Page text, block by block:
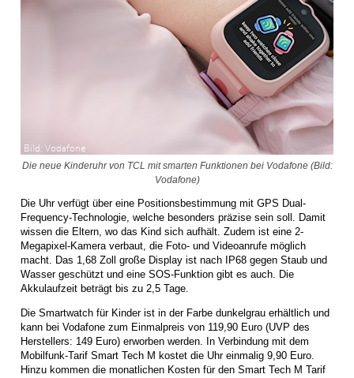
Die neue Kinderuhr von TCL mit smarten Funktionen bei Vodafone (Bild:
Vodafone)
Die Uhr verfügt über eine Positionsbestimmung mit GPS Dual-
Frequency-Technologie, welche besonders präzise sein soll. Damit
wissen die Eltern, wo das Kind sich aufhält. Zudem ist eine 2-
Megapixel-Kamera verbaut, die Foto- und Videoanrufe möglich
macht. Das 1,68 Zoll große Display ist nach IP68 gegen Staub und
Wasser geschützt und eine SOS-Funktion gibt es auch. Die
Akkulaufzeit beträgt bis zu 2,5 Tage.
Die Smartwatch für Kinder ist in der Farbe dunkelgrau erhältlich und
kann bei Vodafone zum Einmalpreis von 119,90 Euro (UVP des
Herstellers: 149 Euro) erworben werden. In Verbindung mit dem
Mobilfunk-Tarif Smart Tech M kostet die Uhr einmalig 9,90 Euro.
Hinzu kommen die monatlichen Kosten für den Smart Tech M Tarif